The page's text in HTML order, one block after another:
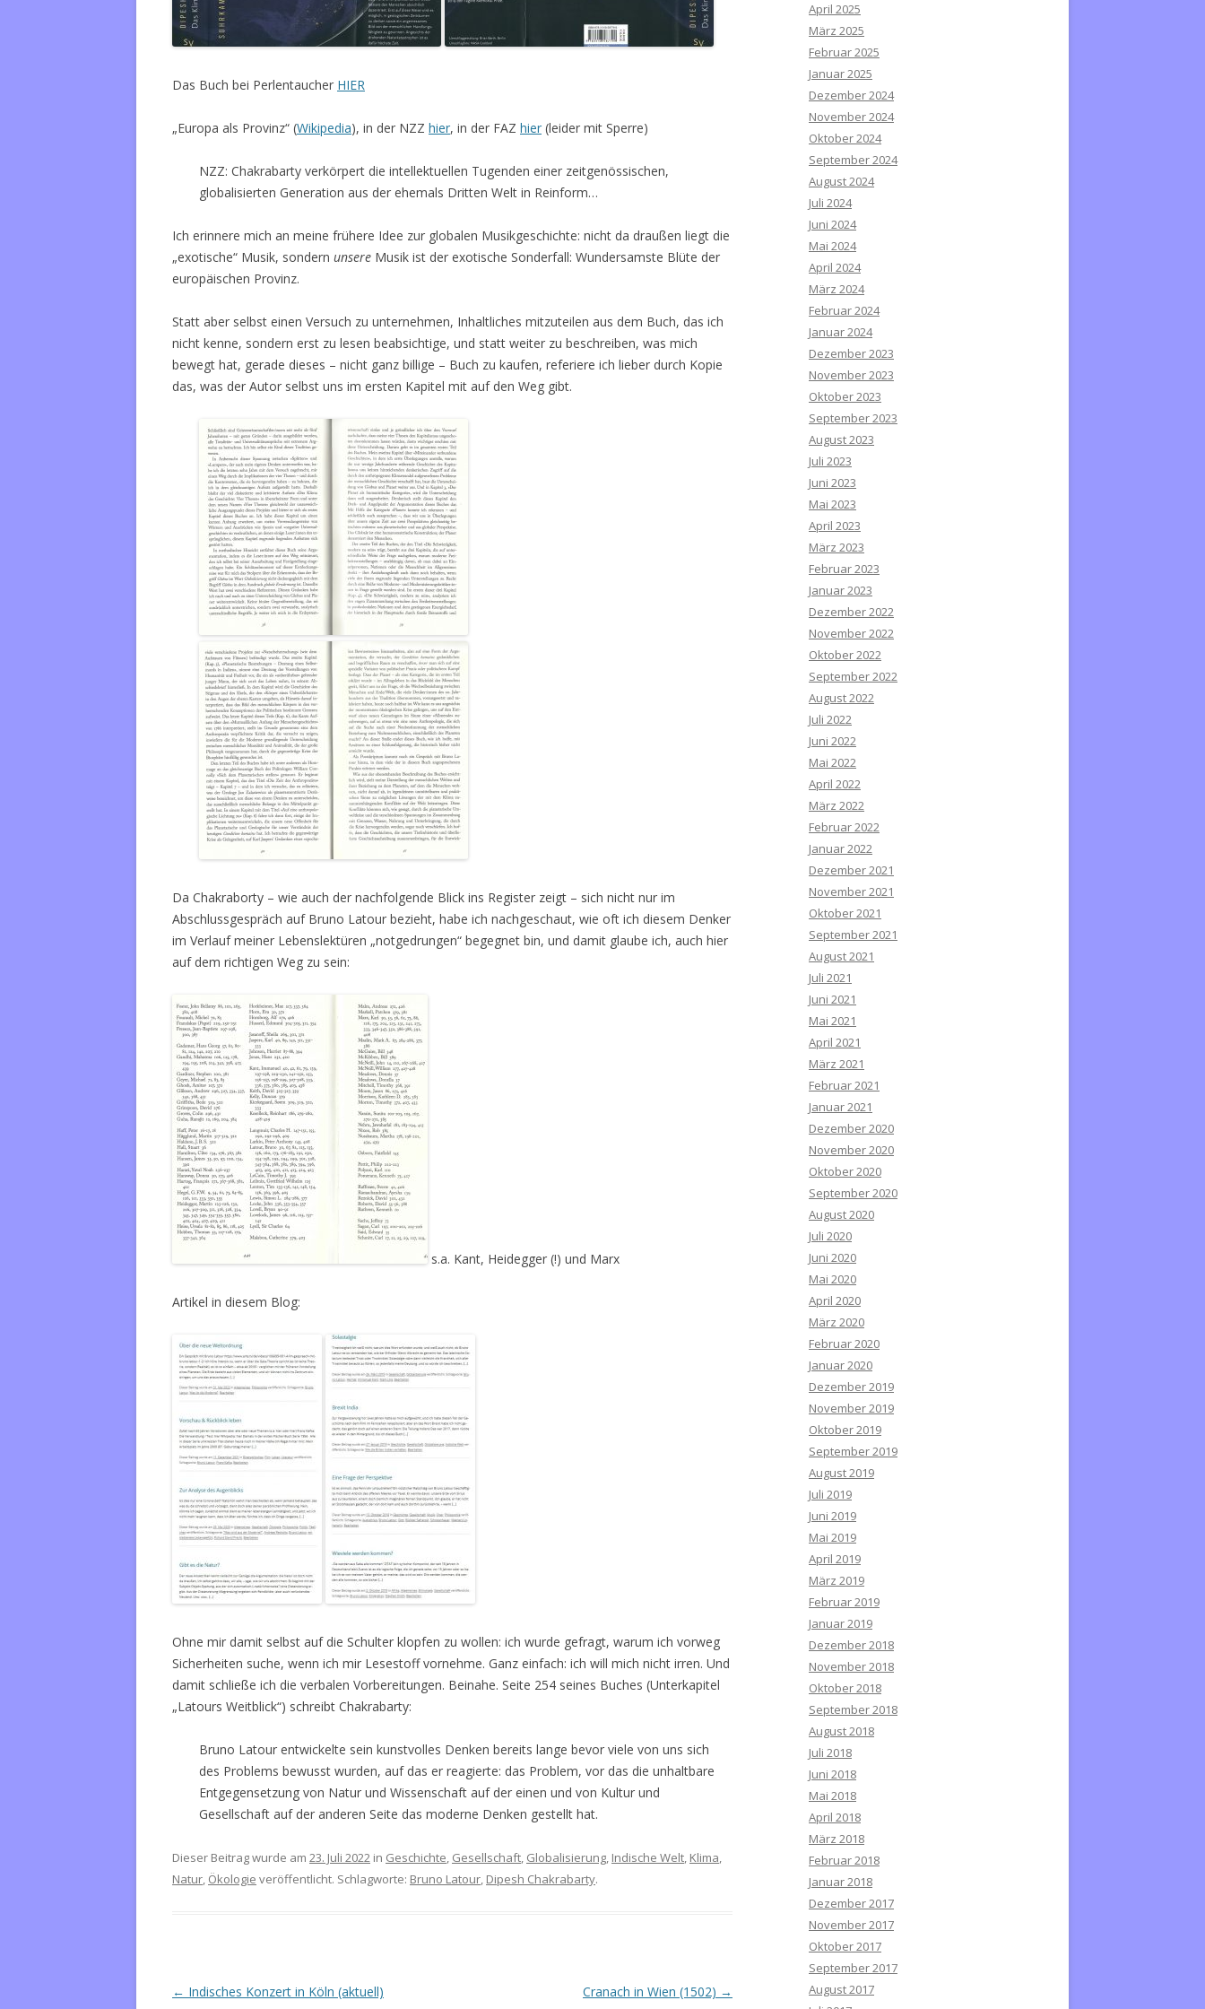
Das Buch bei Perlentaucher HIER
„Europa als Provinz“ (Wikipedia), in der NZZ hier, in der FAZ hier (leider mit Sperre)
NZZ: Chakrabarty verkörpert die intellektuellen Tugenden einer zeitgenössischen,
globalisierten Generation aus der ehemals Dritten Welt in Reinform…
Ich erinnere mich an meine frühere Idee zur globalen Musikgeschichte: nicht da draußen liegt die
„exotische“ Musik, sondern unsere Musik ist der exotische Sonderfall: Wundersamste Blüte der
europäischen Provinz.
Statt aber selbst einen Versuch zu unternehmen, Inhaltliches mitzuteilen aus dem Buch, das ich
nicht kenne, sondern erst zu lesen beabsichtige, und statt weiter zu beschreiben, was mich
bewegt hat, gerade dieses – nicht ganz billige – Buch zu kaufen, referiere ich lieber durch Kopie
das, was der Autor selbst uns im ersten Kapitel mit auf den Weg gibt.
Da Chakraborty – wie auch der nachfolgende Blick ins Register zeigt – sich nicht nur im
Abschlussgespräch auf Bruno Latour bezieht, habe ich nachgeschaut, wie oft ich diesem Denker
im Verlauf meiner Lebenslektüren „notgedrungen“ begegnet bin, und damit glaube ich, auch hier
auf dem richtigen Weg zu sein:
s.a. Kant, Heidegger (!) und Marx
Artikel in diesem Blog:
Ohne mir damit selbst auf die Schulter klopfen zu wollen: ich wurde gefragt, warum ich vorweg
Sicherheiten suche, wenn ich mir Lesestoff vornehme. Ganz einfach: ich will mich nicht irren. Und
damit schließe ich die verbalen Vorbereitungen. Beinahe. Seite 254 seines Buches (Unterkapitel
„Latours Weitblick“) schreibt Chakrabarty:
Bruno Latour entwickelte sein kunstvolles Denken bereits lange bevor viele von uns sich
des Problems bewusst wurden, auf das er reagierte: das Problem, vor das die unhaltbare
Entgegensetzung von Natur und Wissenschaft auf der einen und von Kultur und
Gesellschaft auf der anderen Seite das moderne Denken gestellt hat.
Dieser Beitrag wurde am 23. Juli 2022 in Geschichte, Gesellschaft, Globalisierung, Indische Welt, Klima,
Natur, Ökologie veröffentlicht. Schlagworte: Bruno Latour, Dipesh Chakrabarty.
Beitrags-
← Indisches Konzert in Köln (aktuell) Cranach in Wien (1502) →
April 2025
März 2025
Februar 2025
Januar 2025
Dezember 2024
November 2024
Oktober 2024
September 2024
August 2024
Juli 2024
Juni 2024
Mai 2024
April 2024
März 2024
Februar 2024
Januar 2024
Dezember 2023
November 2023
Oktober 2023
September 2023
August 2023
Juli 2023
Juni 2023
Mai 2023
April 2023
März 2023
Februar 2023
Januar 2023
Dezember 2022
November 2022
Oktober 2022
September 2022
August 2022
Juli 2022
Juni 2022
Mai 2022
April 2022
März 2022
Februar 2022
Januar 2022
Dezember 2021
November 2021
Oktober 2021
September 2021
August 2021
Juli 2021
Juni 2021
Mai 2021
April 2021
März 2021
Februar 2021
Januar 2021
Dezember 2020
November 2020
Oktober 2020
September 2020
August 2020
Juli 2020
Juni 2020
Mai 2020
April 2020
März 2020
Februar 2020
Januar 2020
Dezember 2019
November 2019
Oktober 2019
September 2019
August 2019
Juli 2019
Juni 2019
Mai 2019
April 2019
März 2019
Februar 2019
Januar 2019
Dezember 2018
November 2018
Oktober 2018
September 2018
August 2018
Juli 2018
Juni 2018
Mai 2018
April 2018
März 2018
Februar 2018
Januar 2018
Dezember 2017
November 2017
Oktober 2017
September 2017
August 2017